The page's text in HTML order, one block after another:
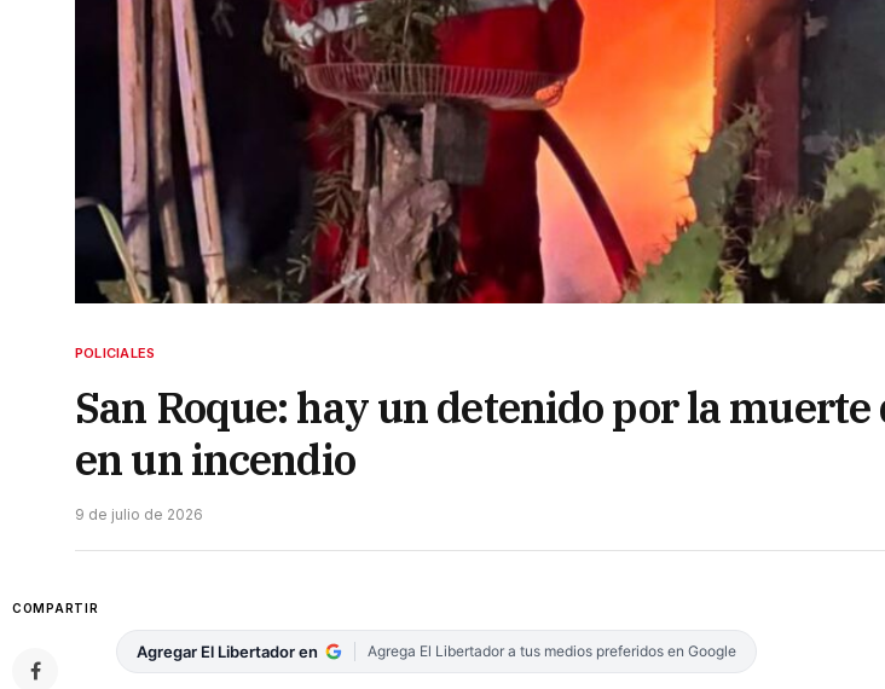
POLICIALES
San Roque: hay un detenido por la
en un incendio
9 de julio de 2026
COMPARTIR
Agregar El Libertador en Agrega El Libertador a tus medios preferidos en Google